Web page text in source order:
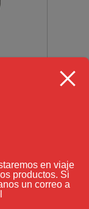
en viaje
productos. Si
un correo a